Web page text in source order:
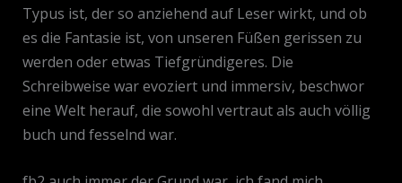
Typus ist, der so anziehend auf Leser wirkt, und ob
es die Fantasie ist, von unseren Füßen gerissen zu
werden oder etwas Tiefgründigeres. Die
Schreibweise war evoziert und immersiv, beschwor
eine Welt herauf, die sowohl vertraut als auch völlig
buch und fesselnd war.